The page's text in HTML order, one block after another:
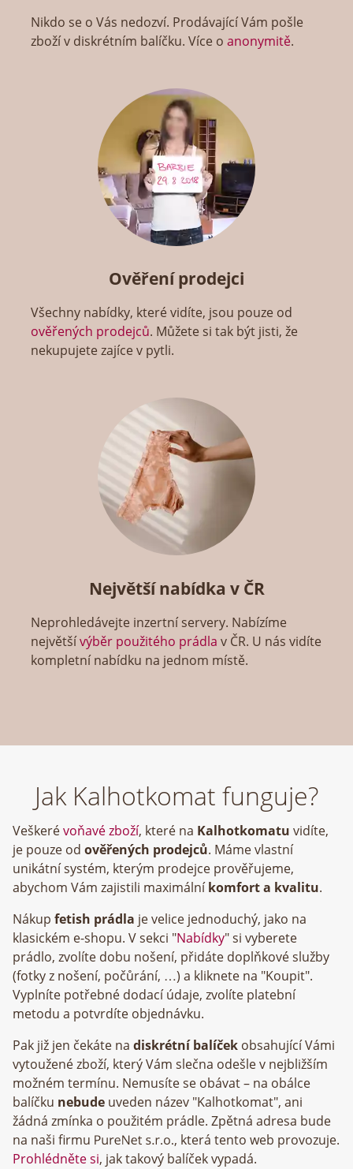
Nikdo se o Vás nedozví. Prodávající Vám pošle
zboží v diskrétním balíčku. Více oanonymitě.
Ověření prodejci
Všechny nabídky, které vidíte, jsou pouze od
ověřených prodejců. Můžete si tak být jisti, že
nekupujete zajíce v pytli.
Největší nabídka v ČR
Neprohledávejte inzertní servery. Nabízíme
největšívýběr použitého prádla v ČR. U nás vidíte
kompletní nabídku na jednom místě.
Jak Kalhotkomat funguje?
Veškerévoňavé zboží, které na Kalhotkomatu vidíte,
je pouze od ověřených prodejců. Máme vlastní
unikátní systém, kterým prodejce prověřujeme,
abychom Vám zajistili maximálníkomfort a kvalitu.
Nákup fetish prádla je velice jednoduchý, jako na
klasickém e-shopu. V sekci "Nabídky" si vyberete
prádlo, zvolíte dobu nošení, přidáte doplňkové služby
(fotky z nošení, počůrání, …) a kliknete na "Koupit".
Vyplníte potřebné dodací údaje, zvolíte platební
metodu a potvrdíte objednávku.
Pak již jen čekáte na diskrétní balíček obsahující Vámi
vytoužené zboží, který Vám slečna odešle v nejbližším
možném termínu. Nemusíte se obávat – na obálce
balíčku nebude uveden název "Kalhotkomat", ani
žádná zmínka o použitém prádle. Zpětná adresa bude
na naši firmu
, která tento web provozuje.
Prohlédněte si, jak takový balíček vypadá.